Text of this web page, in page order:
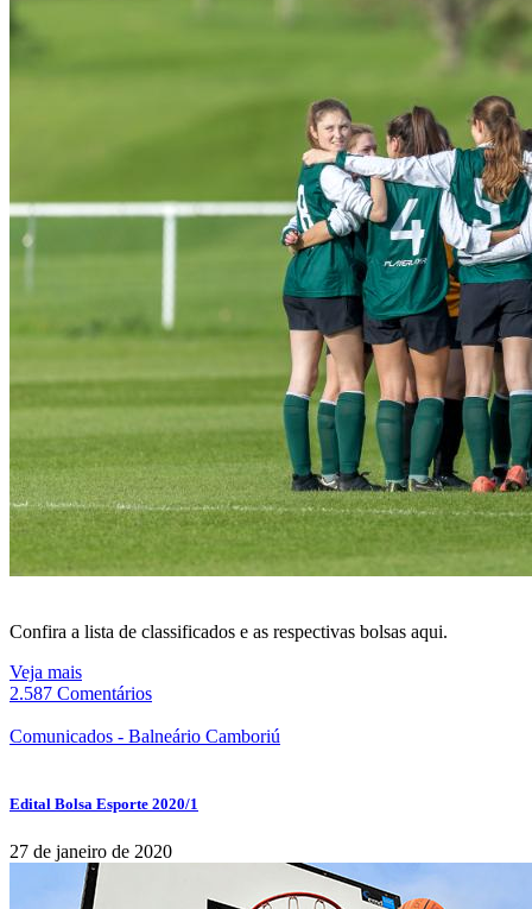
Confira a lista de classificados e as respectivas bolsas aqui.
Veja mais
2.587 Comentários
Comunicados - Balneário Camboriú
Edital Bolsa Esporte 2020/1
27 de janeiro de 2020